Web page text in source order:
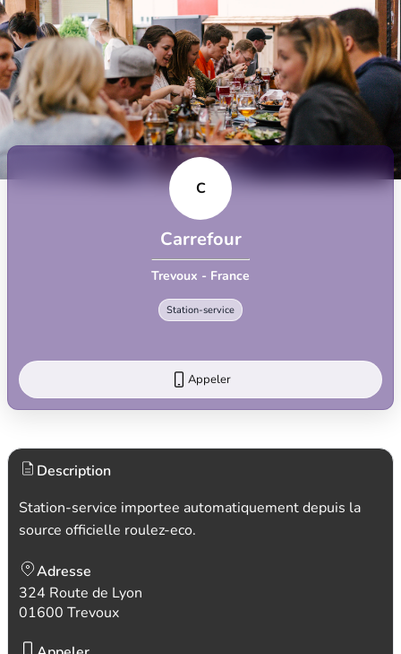
C
Carrefour
Trevoux - France
Station-service
Appeler
Description
Station-service importee automatiquement depuis la
source officielle roulez-eco.
Adresse
324 Route de Lyon
01600 Trevoux